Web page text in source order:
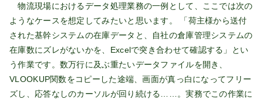
物流現場におけるデータ処理業務の一例として、ここでは次の
ようなケースを想定してみたいと思います。 「荷主様から送付
された基幹システムの在庫データと、自社の倉庫管理システムの
在庫数にズレがないかを、Excelで突き合わせて確認する」とい
う作業です。数万行に及ぶ重たいデータファイルを開き、
VLOOKUP関数をコピーした途端、画面が真っ白になってフリー
ズし、応答なしのカーソルが回り続ける……。実務でこの作業に